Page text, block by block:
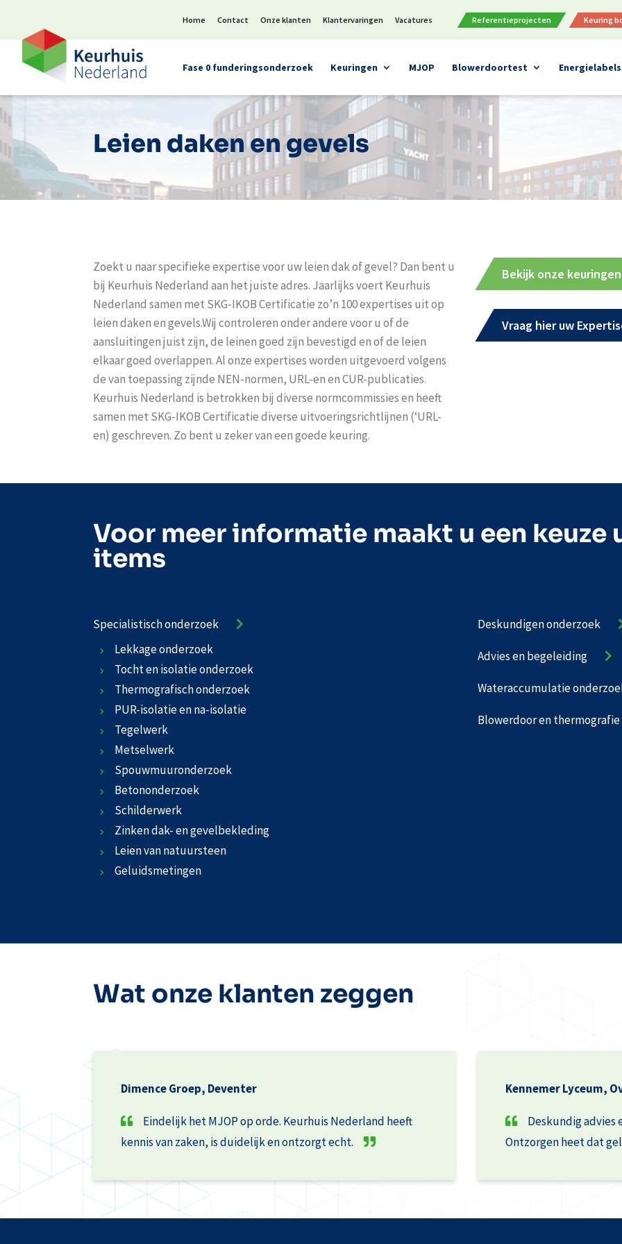
Home Contact Onze klanten Klantervaringen Vacatures Referentieprojecten Keuring
Fase 0 funderingsonderzoek Keuringen MJOP Blowerdoortest Energielabels
Leien daken en gevels
Zoekt u naar specifieke expertise voor uw leien dak of gevel? Dan bent u
bij Keurhuis Nederland aan het juiste adres. Jaarlijks voert Keurhuis
Nederland samen met SKG-IKOB Certificatie zo’n 100 expertises uit op
leien daken en gevels.Wij controleren onder andere voor u of de
aansluitingen juist zijn, de leinen goed zijn bevestigd en of de leien
elkaar goed overlappen. Al onze expertises worden uitgevoerd volgens
de van toepassing zijnde NEN-normen, URL-en en CUR-publicaties.
Keurhuis Nederland is betrokken bij diverse normcommissies en heeft
samen met SKG-IKOB Certificatie diverse uitvoeringsrichtlijnen (‘URL-
en) geschreven. Zo bent u zeker van een goede keuring.
Bekijk onze keuringen
Vraag hier uw
Voor meer informatie maakt u een
items
Specialistisch onderzoek
Lekkage onderzoek
Tocht en isolatie onderzoek
Thermografisch onderzoek
PUR-isolatie en na-isolatie
Tegelwerk
Metselwerk
Spouwmuuronderzoek
Betononderzoek
Schilderwerk
Zinken dak- en gevelbekleding
Leien van natuursteen
Geluidsmetingen
Deskundigen onderzoek
Advies en begeleiding
Wateraccumulatie
Blowerdoor en thermografie
Wat onze klanten zeggen
Dimence Groep, Deventer
Eindelijk het MJOP op orde. Keurhuis Nederland heeft
kennis van zaken, is duidelijk en ontzorgt echt.
Kennemer Lyceum,
Deskundig advies
Ontzorgen heet dat